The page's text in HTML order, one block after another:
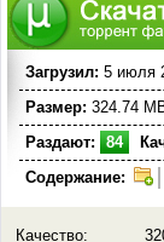
Загрузил: 5 июля
Размер: 324.74
Раздают:
84
Содержание:
Качество: